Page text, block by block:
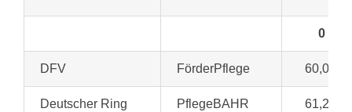
0
DFV FörderPflege 60,00 €
Deutscher Ring PflegeBAHR 61,20 €